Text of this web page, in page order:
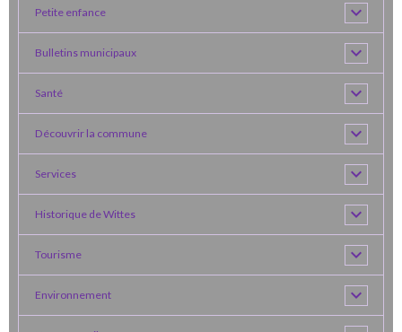
Petite enfance
Bulletins municipaux
Santé
Découvrir la commune
Services
Historique de Wittes
Tourisme
Environnement